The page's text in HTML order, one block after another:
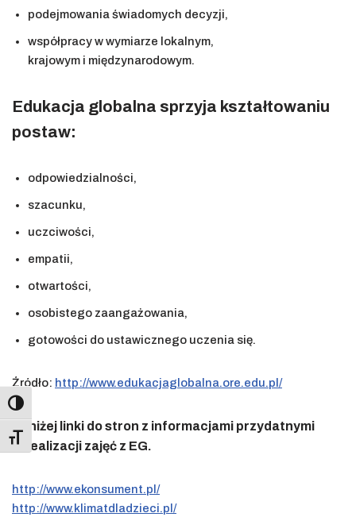
Toggle High Contrast
Toggle Font size
podejmowania świadomych decyzji,
współpracy w wymiarze lokalnym,
krajowym i międzynarodowym.
Edukacja globalna sprzyja kształtowaniu
postaw:
odpowiedzialności,
szacunku,
uczciwości,
empatii,
otwartości,
osobistego zaangażowania,
gotowości do ustawicznego uczenia się.
Źródło: http://www.edukacjaglobalna.ore.edu.pl/
Poniżej linki do stron z informacjami przydatnymi
w realizacji zajęć z EG.
http://www.ekonsument.pl/
http://www.klimatdladzieci.pl/